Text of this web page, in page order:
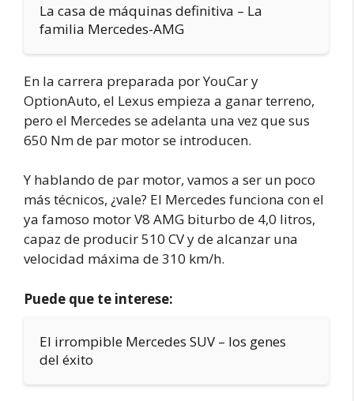
La casa de máquinas definitiva – La
familia Mercedes-AMG
En la carrera preparada por YouCar y
OptionAuto, el Lexus empieza a ganar terreno,
pero el Mercedes se adelanta una vez que sus
650 Nm de par motor se introducen.
Y hablando de par motor, vamos a ser un poco
más técnicos, ¿vale? El Mercedes funciona con el
ya famoso motor V8 AMG biturbo de 4,0 litros,
capaz de producir 510 CV y de alcanzar una
velocidad máxima de 310 km/h.
Puede que te interese:
El irrompible Mercedes SUV – los genes
del éxito